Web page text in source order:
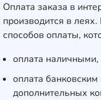
Оплата заказа в
производится в
способов оплаты,
оплата наличными,
оплата
дополнительных